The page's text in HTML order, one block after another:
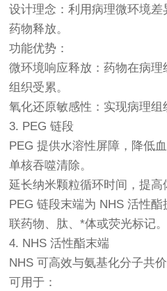
设计理念：利用病理微环境
药物释放。
功能优势：
微环境响应释放：药物在病
组织受累。
氧化还原敏感性：实现病理组
3. PEG 链段
PEG 提供水溶性屏障，降低
单核吞噬清除。
延长纳米颗粒循环时间，提高
PEG 链段末端为 NHS 活性
联药物、肽、*体或荧光标记。
4. NHS 活性酯末端
NHS 可高效与氨基化分子共
可用于：